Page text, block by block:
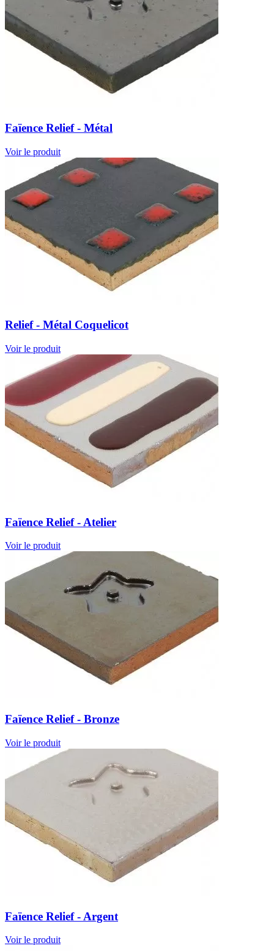
Faïence Relief - Métal
Voir le produit
Relief - Métal Coquelicot
Voir le produit
Faïence Relief - Atelier
Voir le produit
Faïence Relief - Bronze
Voir le produit
Faïence Relief - Argent
Voir le produit